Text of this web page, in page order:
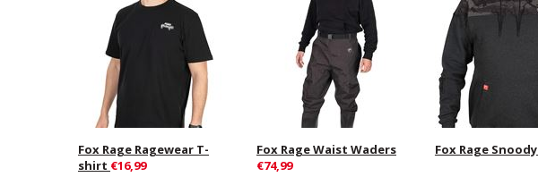
Fox Rage Ragewear T-
shirt €16,99
Fox Rage Waist Waders
€74,99
Fox Rage Snoody